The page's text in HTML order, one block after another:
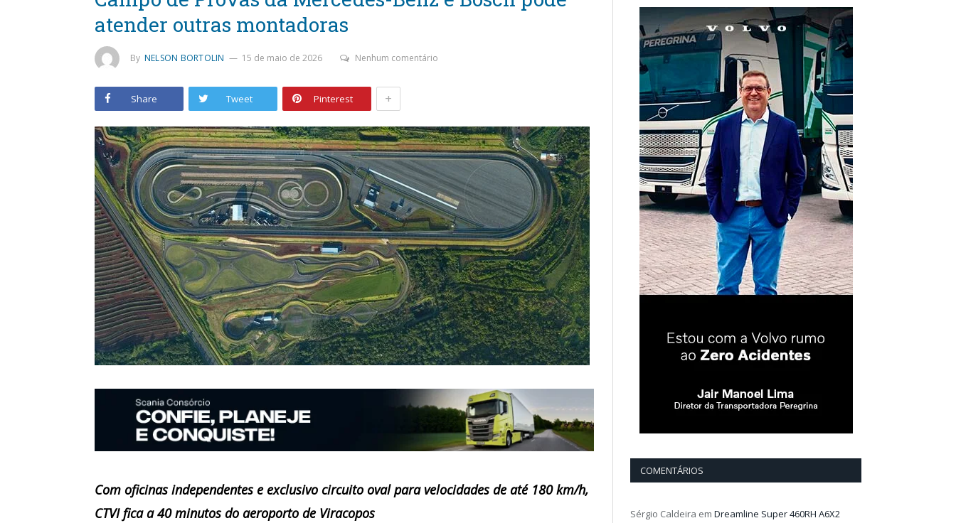
atender outras montadoras
By NELSON BORTOLIN 15 de maio de 2026 Nenhum comentário
Share Tweet Pinterest +
Com oficinas independentes e exclusivo circuito oval para velocidades de até 180 km/h,
CTVI fica a 40 minutos do aeroporto de Viracopos
COMENTÁRIOS
Sérgio Caldeira em Dreamline Super 460RH A6X2